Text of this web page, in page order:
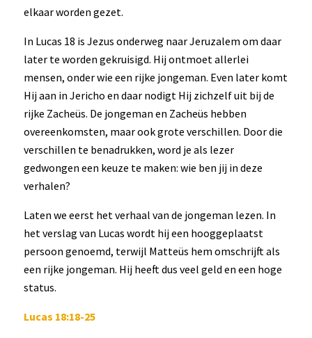
elkaar worden gezet.
In Lucas 18 is Jezus onderweg naar Jeruzalem om daar
later te worden gekruisigd. Hij ontmoet allerlei
mensen, onder wie een rijke jongeman. Even later komt
Hij aan in Jericho en daar nodigt Hij zichzelf uit bij de
rijke Zacheüs. De jongeman en Zacheüs hebben
overeenkomsten, maar ook grote verschillen. Door die
verschillen te benadrukken, word je als lezer
gedwongen een keuze te maken: wie ben jij in deze
verhalen?
Laten we eerst het verhaal van de jongeman lezen. In
het verslag van Lucas wordt hij een hooggeplaatst
persoon genoemd, terwijl Matteüs hem omschrijft als
een rijke jongeman. Hij heeft dus veel geld en een hoge
status.
Lucas 18:18-25